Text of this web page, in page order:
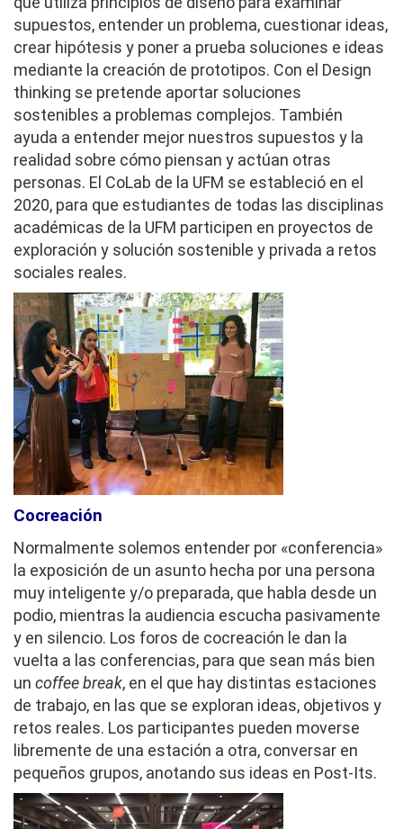
supuestos, entender un problema, cuestionar ideas,
crear hipótesis y poner a prueba soluciones e ideas
mediante la creación de prototipos. Con el Design
thinking se pretende aportar soluciones
sostenibles a problemas complejos. También
ayuda a entender mejor nuestros supuestos y la
realidad sobre cómo piensan y actúan otras
personas. El CoLab de la UFM se estableció en el
2020, para que estudiantes de todas las disciplinas
académicas de la UFM participen en proyectos de
exploración y solución sostenible y privada a retos
sociales reales.
Cocreación
Normalmente solemos entender por «conferencia»
la exposición de un asunto hecha por una persona
muy inteligente y/o preparada, que habla desde un
podio, mientras la audiencia escucha pasivamente
y en silencio. Los foros de cocreación le dan la
vuelta a las conferencias, para que sean más bien
un coffee break, en el que hay distintas estaciones
de trabajo, en las que se exploran ideas, objetivos y
retos reales. Los participantes pueden moverse
libremente de una estación a otra, conversar en
pequeños grupos, anotando sus ideas en Post-Its.